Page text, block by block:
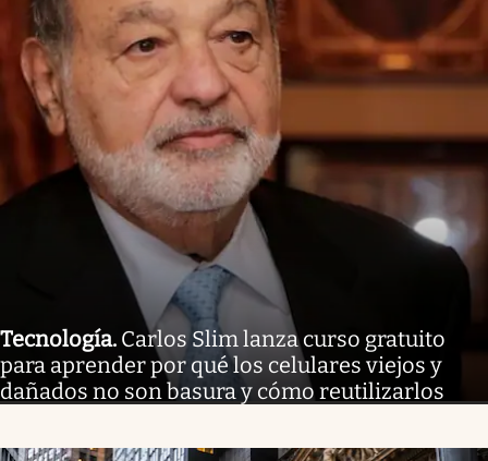
Tecnología. Carlos Slim lanza curso gratuito
para aprender por qué los celulares viejos y
dañados no son basura y cómo reutilizarlos